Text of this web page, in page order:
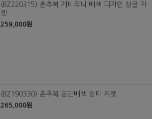
(BZ220315) 춘추복 제비무늬 배색 디자인 싱글 자
켓
259,000원
(BZ190330) 춘추복 공단배색 장미 자켓
265,000원